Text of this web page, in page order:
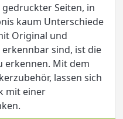
Seiten, in
kaum Unterschiede
Original und
sind, ist die
erkennen. Mit dem
lassen sich
mit einer